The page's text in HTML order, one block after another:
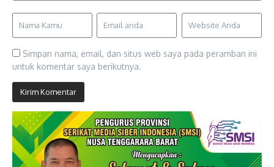
Simpan nama, email, dan situs web saya pada peramban ini
untuk komentar saya berikutnya.